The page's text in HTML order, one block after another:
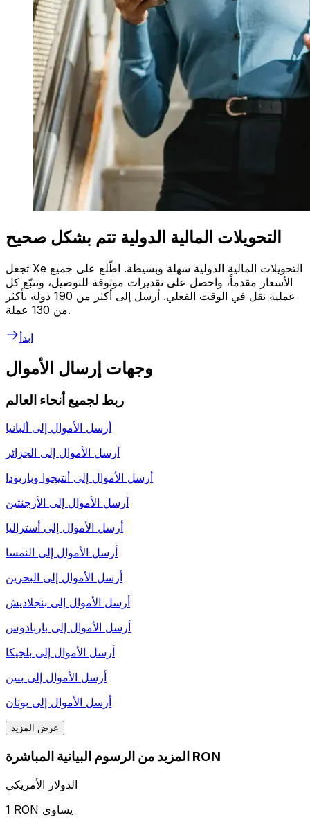
التحويلات المالية الدولية تتم بشكل صحيح
تجعل Xe التحويلات المالية الدولية سهلة وبسيطة. اطّلع على جميع
الأسعار مقدماً، واحصل على تقديرات موثوقة للتوصيل، وتتبّع كل
عملية نقل في الوقت الفعلي. أرسل إلى أكثر من 190 دولة بأكثر
من 130 عملة.
ابدأ
وجهات إرسال الأموال
ربط لجميع أنحاء العالم
أرسل الأموال إلى ألبانيا
أرسل الأموال إلى الجزائر
أرسل الأموال إلى أنتيجوا وباربودا
أرسل الأموال إلى الأرجنتين
أرسل الأموال إلى أستراليا
أرسل الأموال إلى النمسا
أرسل الأموال إلى البحرين
أرسل الأموال إلى بنجلاديش
أرسل الأموال إلى باربادوس
أرسل الأموال إلى بلجيكا
أرسل الأموال إلى بنين
أرسل الأموال إلى بوتان
عرض المزيد
المزيد من الرسوم البيانية المباشرة RON
الدولار الأمريكي
1 RON يساوي